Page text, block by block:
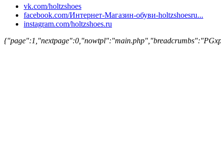
vk.com/holtzshoes
facebook.com/Интернет-Магазин-обуви-holtzshoesru...
instagram.com/holtzshoes.ru